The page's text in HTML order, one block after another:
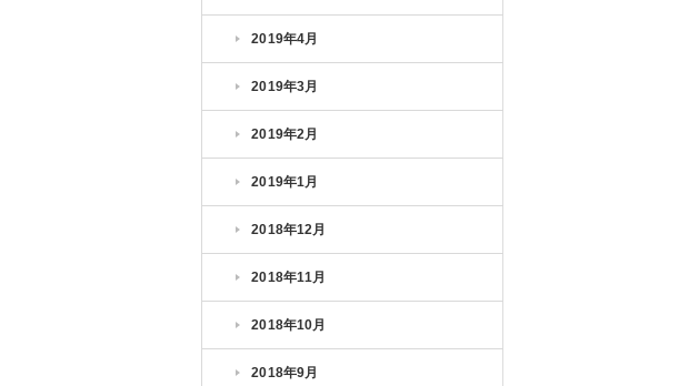
2019年4月
2019年3月
2019年2月
2019年1月
2018年12月
2018年11月
2018年10月
2018年9月